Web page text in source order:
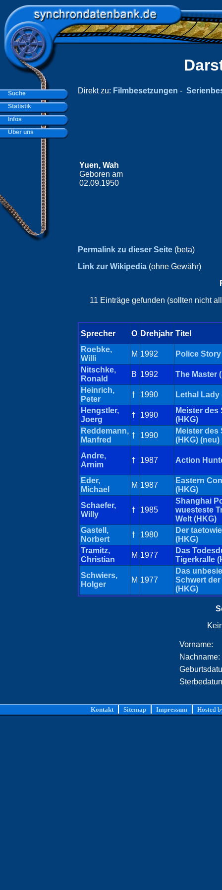
Direkt zu: Filmbesetzungen -
Yuen, Wah
Geboren am
02.09.1950
Permalink zu dieser Seite (beta)
Link zur Wikipedia (ohne Gewähr)
11 Einträge gefunden (sollten nicht
Sprecher O Drehjahr Titel
Roebke,
Willi
M 1992
Police
Nitschke,
Ronald
B 1992
The Master
Heinrich,
Peter
† 1990
Lethal Lady
Hengstler,
Joerg
† 1990
Meister des
(HKG)
Reddemann,
Manfred
† 1990
Meister des
(HKG) (neu)
Andre,
Arnim
† 1987 Action
Eder,
Michael
M 1987
Eastern
(HKG)
Schaefer,
Willy
† 1985
Shanghai
wuesteste
Welt (HKG)
Gastell,
Norbert
† 1980
Der
(HKG)
Tramitz,
Christian
M 1977
Das
Tigerkralle
Schwiers,
Holger
M 1977
Das
Schwert
(HKG)
Vorname:
Nachname:
Kontakt Sitemap Impressum Hosted
Suche
Statistik
Infos
Über uns